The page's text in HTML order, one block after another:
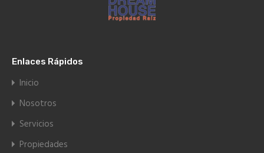
Enlaces Rápidos
Inicio
Nosotros
Servicios
Propiedades